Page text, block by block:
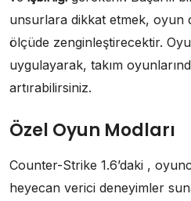
unsurlara dikkat etmek, oyun
ölçüde zenginleştirecektir.
uygulayarak, takım
artırabilirsiniz.
Özel Oyun Modları
Counter-Strike 1.6’daki ,
heyecan verici deneyimler